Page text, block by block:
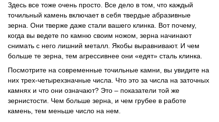
Здесь все тоже очень просто. Все дело в том, что каждый
точильный камень включает в себя твердые абразивные
зерна. Они тверже даже стали вашего клинка. Вот почему,
когда вы ведете по камню своим ножом, зерна начинают
снимать с него лишний металл. Якобы выравнивают. И чем
больше те зерна, тем агрессивнее они «едят» сталь клинка.
Посмотрите на современные точильные камни, вы увидите на
них трех-четырехзначные числа. Что это за числа на заточных
камнях и что они означают? Это – показатели той же
зернистости. Чем больше зерна, и чем грубее в работе
камень, тем меньше число на нем.